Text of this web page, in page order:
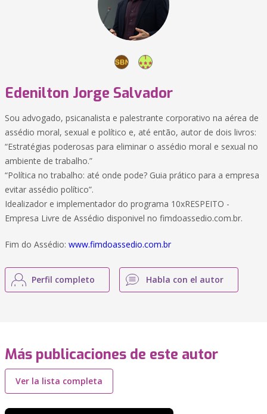
Edenilton Jorge Salvador
Sou advogado, psicanalista e palestrante corporativo na aérea de
assédio moral, sexual e político e, até então, autor de dois livros:
“Estratégias poderosas para eliminar o assédio moral e sexual no
ambiente de trabalho.”
“Política no trabalho: até onde pode? Guia prático para a empresa
evitar assédio político”.
Idealizador e implementador do programa 10xRESPEITO -
Empresa Livre de Assédio disponivel no fimdoassedio.com.br.
Fim do Assédio: www.fimdoassedio.com.br
Perfil completo Habla con el autor
Más publicaciones de este autor
Ver la lista completa